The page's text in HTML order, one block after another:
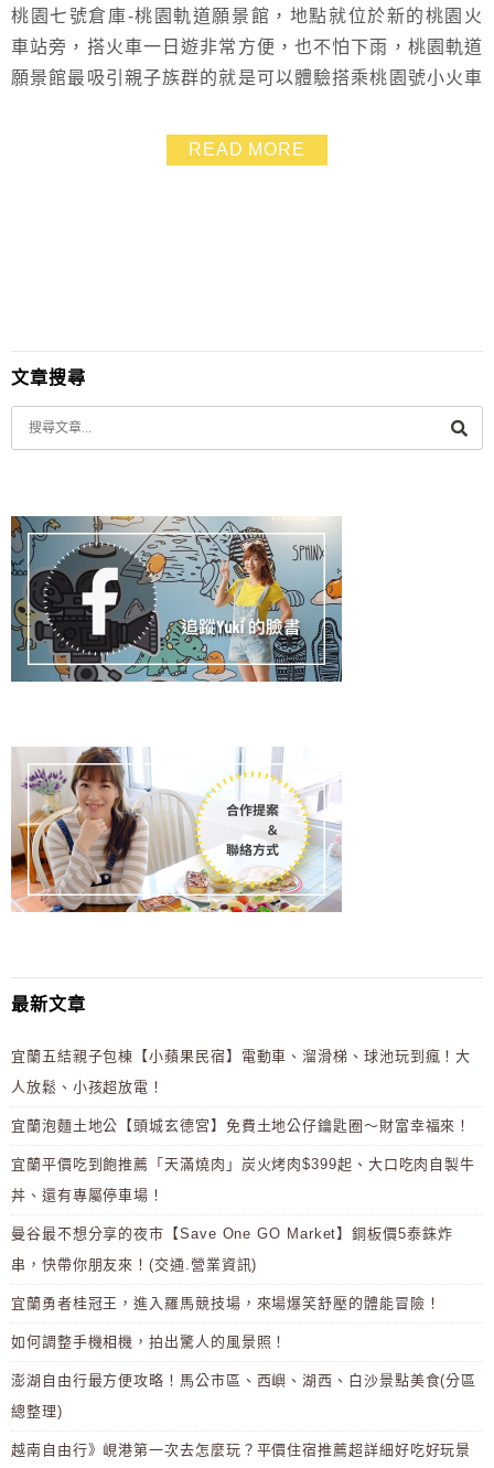
桃園七號倉庫-桃園軌道願景館，地點就位於新的桃園火
車站旁，搭火車一日遊非常方便，也不怕下雨，桃園軌道
願景館最吸引親子族群的就是可以體驗搭乘桃園號小火車
動區、小火車積木免費遊玩、兒童交通閱讀室…等，以火
車為主題，讓孩子在遊玩中也能學習新的知識，而且這裡
READ MORE
文章搜尋
最新文章
宜蘭五結親子包棟【小蘋果民宿】電動車、溜滑梯、球池玩到瘋！大
人放鬆、小孩超放電！
宜蘭泡麵土地公【頭城玄德宮】免費土地公仔鑰匙圈～財富幸福來！
宜蘭平價吃到飽推薦「天滿燒肉」炭火烤肉$399起、大口吃肉自製牛
丼、還有專屬停車場！
曼谷最不想分享的夜市【Save One GO Market】銅板價5泰銖炸
串，快帶你朋友來！(交通.營業資訊)
宜蘭勇者桂冠王，進入羅馬競技場，來場爆笑舒壓的體能冒險！
如何調整手機相機，拍出驚人的風景照！
澎湖自由行最方便攻略！馬公市區、西嶼、湖西、白沙景點美食(分區
總整理)
越南自由行》峴港第一次去怎麼玩？平價住宿推薦超詳細好吃好玩景